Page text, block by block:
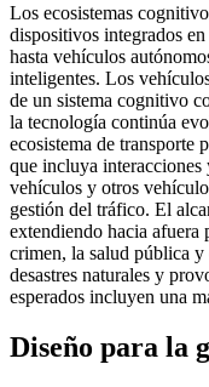
Los ecosistemas
dispositivos integrados
hasta vehículos
inteligentes. Los
de un sistema cognitivo
la tecnología continúa
ecosistema de transporte
que incluya
vehículos y otros
gestión del tráfico. El
extendiendo hacia afuera
crimen, la salud pública
desastres naturales y
esperados incluyen una
Diseño para la